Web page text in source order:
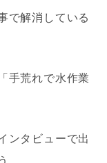
で解消している
手荒れで水作業
ンタビューで出